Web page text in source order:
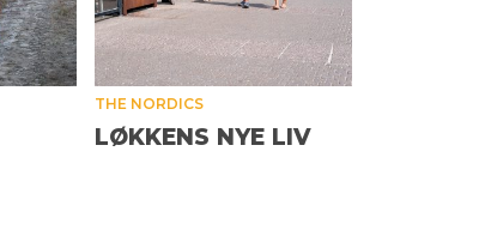
THE NORDICS
LØKKENS NYE LIV